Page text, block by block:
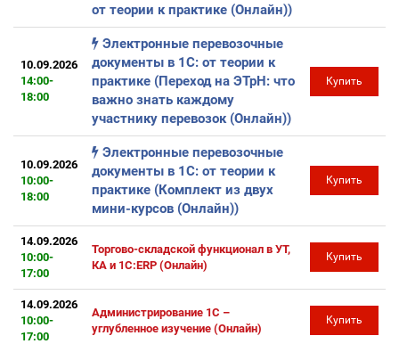
от теории к практике (Онлайн))
10.09.2026
14:00-
18:00
Электронные перевозочные
документы в 1С: от теории к
практике (Переход на ЭТрН: что
важно знать каждому
участнику перевозок (Онлайн))
Купить
10.09.2026
10:00-
18:00
Электронные перевозочные
документы в 1С: от теории к
практике (Комплект из двух
мини-курсов (Онлайн))
Купить
14.09.2026
10:00-
17:00
Торгово-складской функционал в УТ,
КА и 1С:ERP (Онлайн)
Купить
14.09.2026
10:00-
17:00
Администрирование 1С –
углубленное изучение (Онлайн)
Купить